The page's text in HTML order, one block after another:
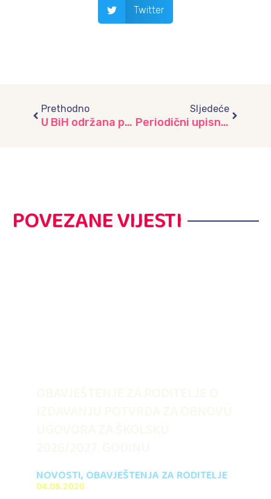
Twitter
Prethodno
U BiH održana prva Dječija Nova godina / mahalla.ba facebook
Sljedeće
Periodični upisni rok za upis djece u predškolske ustanove – januar 2025. godine
POVEZANE VIJESTI
NOVOSTI, OBAVJEŠTENJA ZA RODITELJE
04.08.2026